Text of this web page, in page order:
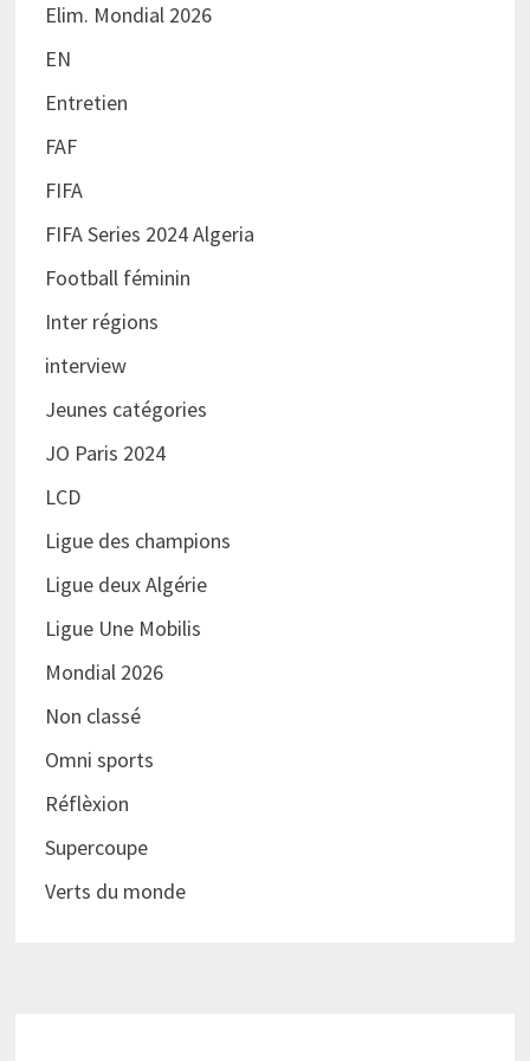
Elim. Mondial 2026
EN
Entretien
FAF
FIFA
FIFA Series 2024 Algeria
Football féminin
Inter régions
interview
Jeunes catégories
JO Paris 2024
LCD
Ligue des champions
Ligue deux Algérie
Ligue Une Mobilis
Mondial 2026
Non classé
Omni sports
Réflèxion
Supercoupe
Verts du monde